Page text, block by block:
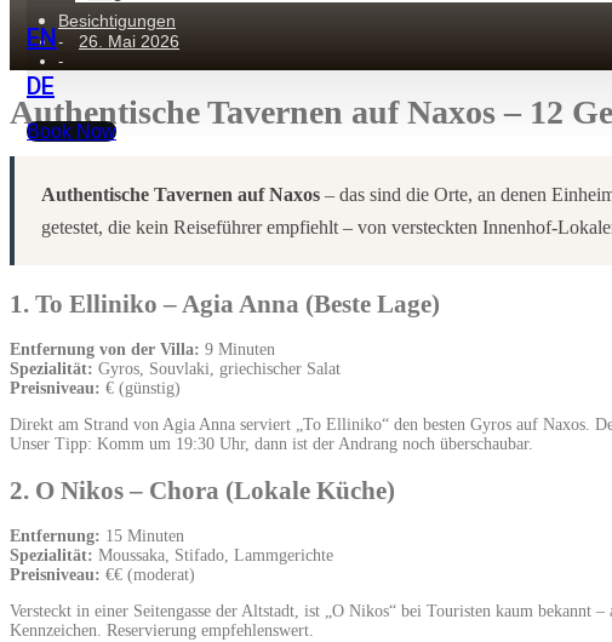
EN
DE
Book Now
Besichtigungen
- 26. Mai 2026
-
Authentische Tavernen auf Naxos – 12
Authentische Tavernen auf Naxos – das sind die Orte, an denen
getestet, die kein Reiseführer empfiehlt – von versteckten Innenhof-
1. To Elliniko – Agia Anna (Beste Lage)
Entfernung von der Villa: 9 Minuten
Spezialität: Gyros, Souvlaki, griechischer Salat
Preisniveau: € (günstig)
Direkt am Strand von Agia Anna serviert „To Elliniko“ den besten Gyros auf Naxos.
Unser Tipp: Komm um 19:30 Uhr, dann ist der Andrang noch überschaubar.
2. O Nikos – Chora (Lokale Küche)
Entfernung: 15 Minuten
Spezialität: Moussaka, Stifado, Lammgerichte
Preisniveau: €€ (moderat)
Versteckt in einer Seitengasse der Altstadt, ist „O Nikos“ bei Touristen kaum
Kennzeichen. Reservierung empfehlenswert.